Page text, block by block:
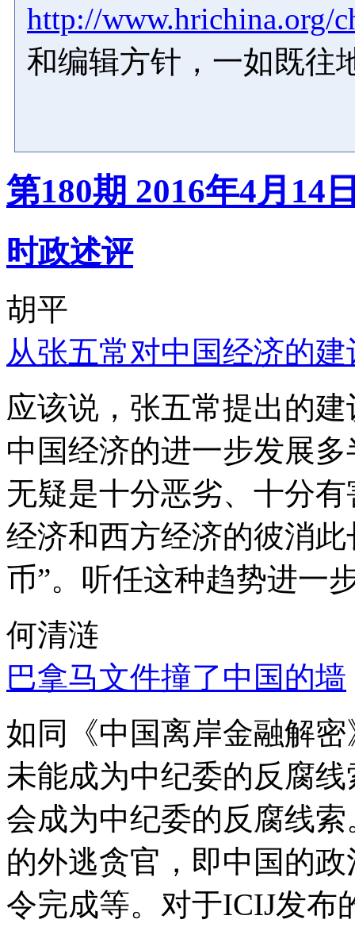
http://www.hrichina.org/
和编辑方针，一如既往
第180期 2016年4月14
时政述评
胡平
从张五常对中国经济的
应该说，张五常提出的
中国经济的进一步发展
无疑是十分恶劣、十分
经济和西方经济的彼消
币”。听任这种趋势进一
何清涟
巴拿马文件撞了中国的墙
如同《中国离岸金融解
未能成为中纪委的反腐
会成为中纪委的反腐线
的外逃贪官，即中国的
令完成等。对于ICIJ发布